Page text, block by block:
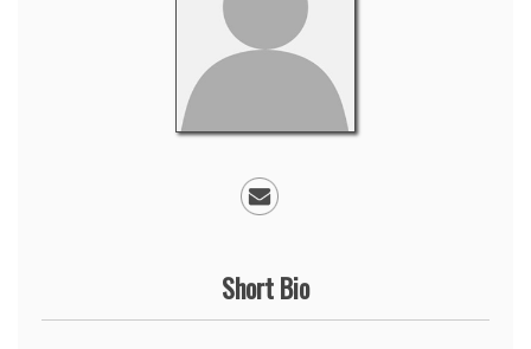
Short Bio